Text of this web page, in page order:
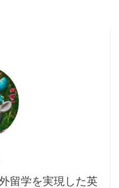
留学を実現した英